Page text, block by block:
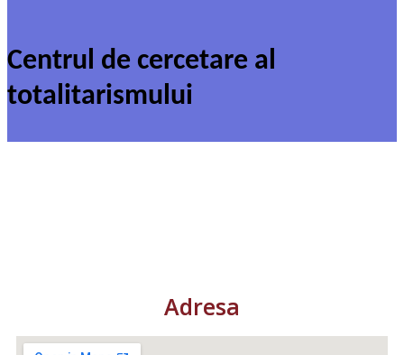
Centrul de cercetare al
totalitarismului
Adresa